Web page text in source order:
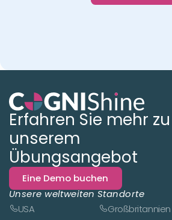
Erfahren Sie mehr zu
unserem
Übungsangebot
Eine Demo buchen
Unsere weltweiten Standorte
USA
Großbritannien